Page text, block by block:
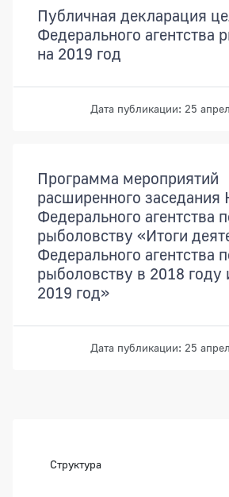
Публичная декларация
Федерального агентства
на 2019 год
Дата публикации: 25
Программа мероприятий
расширенного заседания
Федерального агентства
рыболовству «Итоги
Федерального агентства
рыболовству в 2018 году
2019 год»
Дата публикации: 25
Структура